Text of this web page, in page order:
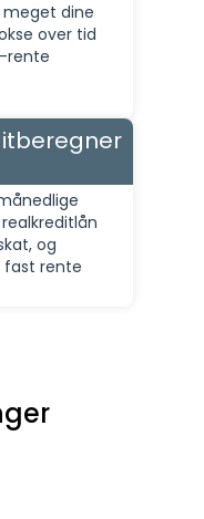
meget dine
over tid
rente
og
fast rente